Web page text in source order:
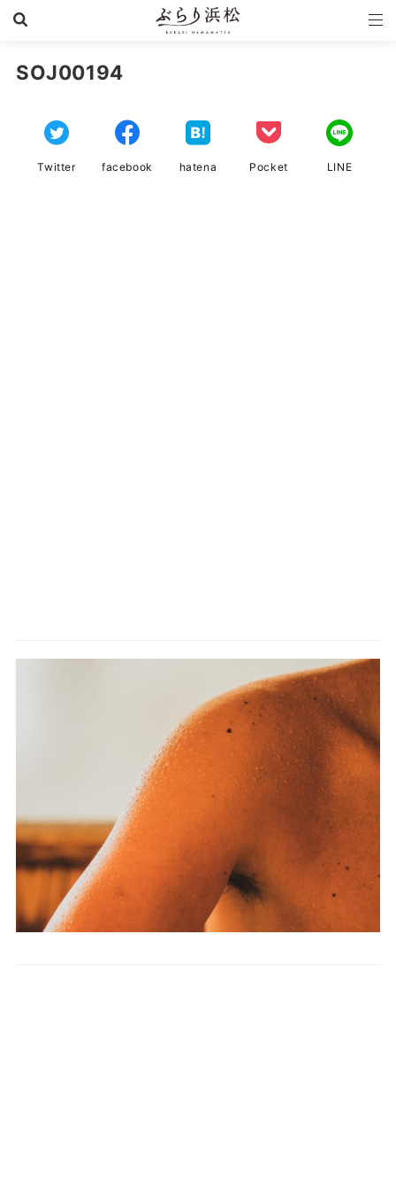
SOJ00194
Twitter facebook hatena Pocket LINE